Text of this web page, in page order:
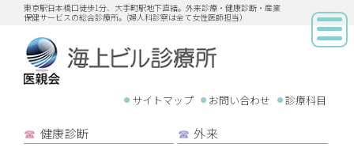
東京駅日本橋口徒歩1分、大手町駅地下直結。外来診療・健康診断・産業
保健サービスの総合診療所。(婦人科診察は全て女性医師担当）
サイトマップ お問い合わせ 診療科目
☎︎ 健康診断 ☎︎ 外来